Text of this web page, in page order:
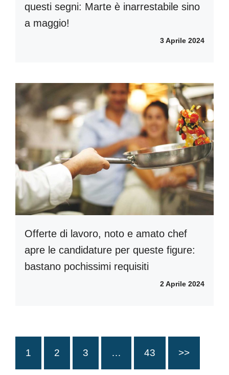
questi segni: Marte è inarrestabile sino
a maggio!
3 Aprile 2024
Offerte di lavoro, noto e amato chef
apre le candidature per queste figure:
bastano pochissimi requisiti
2 Aprile 2024
1 2 3 … 43 >>